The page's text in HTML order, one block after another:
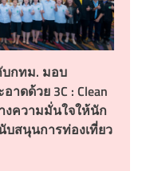
บกทม. มอบ
าดด้วย 3C : Clean
างความมั่นใจให้นัก
บสนุนการท่องเที่ยว